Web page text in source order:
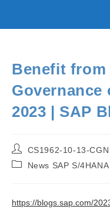
Benefit from
Governance
2023 | SAP
Beitrags-
Autor:
CS1962-10-13-CGN
Beitrags-
News SAP S/4HANA
https://blogs.sap.com/